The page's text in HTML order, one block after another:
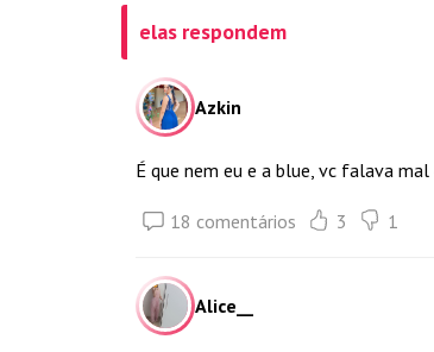
elas respondem
Azkin
É que nem eu e a blue, vc falava
18 comentários 3 1
Alice__